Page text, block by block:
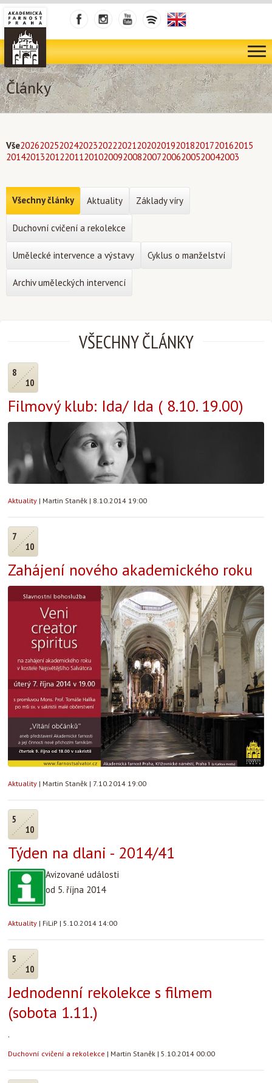
Články
Vše202620252024202320222021202020192018201720162015
201420132012201120102009200820072006200520042003
VŠECHNY ČLÁNKY
8
10
Filmový klub: Ida/ Ida ( 8.10. 19.00)
Aktuality | Martin Staněk | 8.10.2014 19:00
7
10
Zahájení nového akademického roku
Aktuality | Martin Staněk | 7.10.2014 19:00
5
10
Týden na dlani - 2014/41
Avizované události
od 5. října 2014
Aktuality | FiLiP | 5.10.2014 14:00
5
10
Jednodenní rekolekce s filmem
(sobota 1.11.)
.
Duchovní cvičení a rekolekce | Martin Staněk | 5.10.2014 00:00
Všechny články Aktuality Základy víry
Duchovní cvičení a rekolekce
Umělecké intervence a výstavy Cyklus o manželství
Archiv uměleckých intervencí